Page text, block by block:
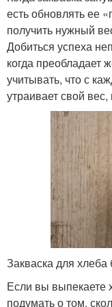
есть обновлять ее
получить нужный
Добиться успеха
когда преобладает
учитывать, что с
утраивает свой
Закваска для
Если вы выпекаете
подумать о том,